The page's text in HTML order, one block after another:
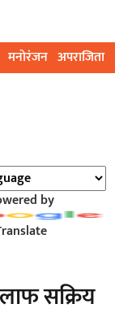
मनोरंजन अपराजिता
by
सक्रिय